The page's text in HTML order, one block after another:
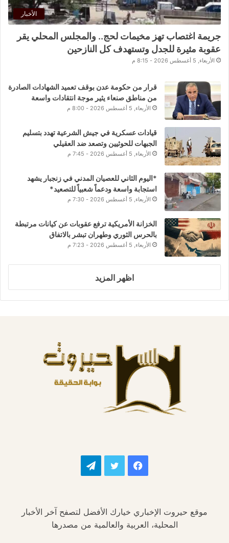
الأخبار
جريمة اغتصاب تهز مخيمات لحج.. والمجلس المحلي يقر
عقوبة مثيرة للجدل وتستهدف كل النازحين
الأربعاء, 5 أغسطس 2026 - 8:15 م
قرار من حكومة عدن بوقف تعميد الشهادات الصادرة
من مناطق صنعاء يثير موجة انتقادات واسعة
الأربعاء, 5 أغسطس 2026 - 8:00 م
قيادات عسكرية في جيش الشرعية تهدد بتسليم
الجبهات للحوثيين وتصعد ضد العقيلي
الأربعاء, 5 أغسطس 2026 - 7:45 م
*اليوم الثاني للعصيان المدني في زنجبار يشهد
استجابة واسعة ودعماً شعبياً للتصعيد*
الأربعاء, 5 أغسطس 2026 - 7:30 م
الخزانة الأمريكية ترفع عقوبات عن كيانات مرتبطة
بالحرس الثوري وطهران تبشر بالاتفاق
الأربعاء, 5 أغسطس 2026 - 7:23 م
اظهر المزيد
فيسبوك تويتر تيلقرام
موقع حيروت الإخباري خيارك الأفضل لتصفح آخر الأخبار
المحلية، العربية والعالمية من مصدرها